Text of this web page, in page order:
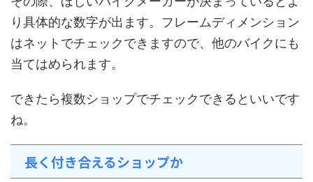
り具体的な数字が出ます。フレームディメンション
はネットでチェックできますので、他のバイクにも
当てはめられます。
できたら複数ショップでチェックできるといいです
ね。
長く付き合えるショップか